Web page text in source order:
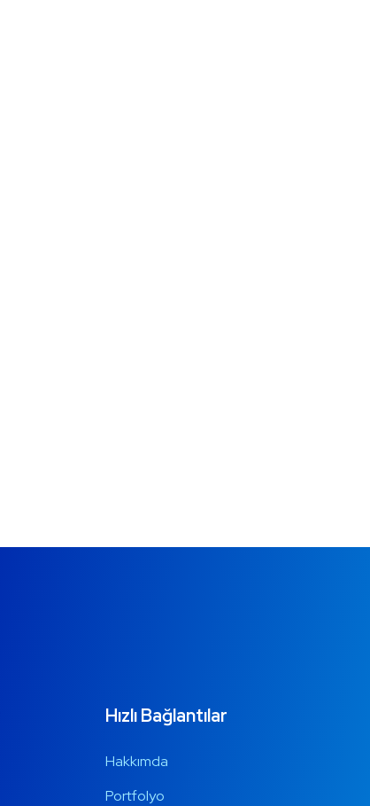
Hızlı Bağlantılar
Hakkımda
Portfolyo